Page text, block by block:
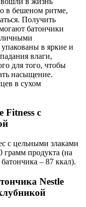
в бешеном ритме,
Получить
батончики
в яркие и
влаги,
для того, чтобы
насыщение.
в сухом
Fitness с
с цельными злаками
грамм продукта (на
– 87 ккал).
Nestle